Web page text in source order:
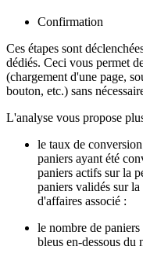
Confirmation
Ces étapes sont
dédiés. Ceci vous permet
(chargement d'une page,
bouton, etc.) sans
L'analyse vous propose
le taux de
paniers ayant été
paniers actifs sur la
paniers validés sur
d'affaires associé :
le nombre de
bleus en-dessous du